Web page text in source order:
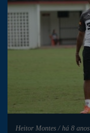
Heitor Montes / há 8 anos